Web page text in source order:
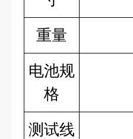
重量
电池规
格
测试线